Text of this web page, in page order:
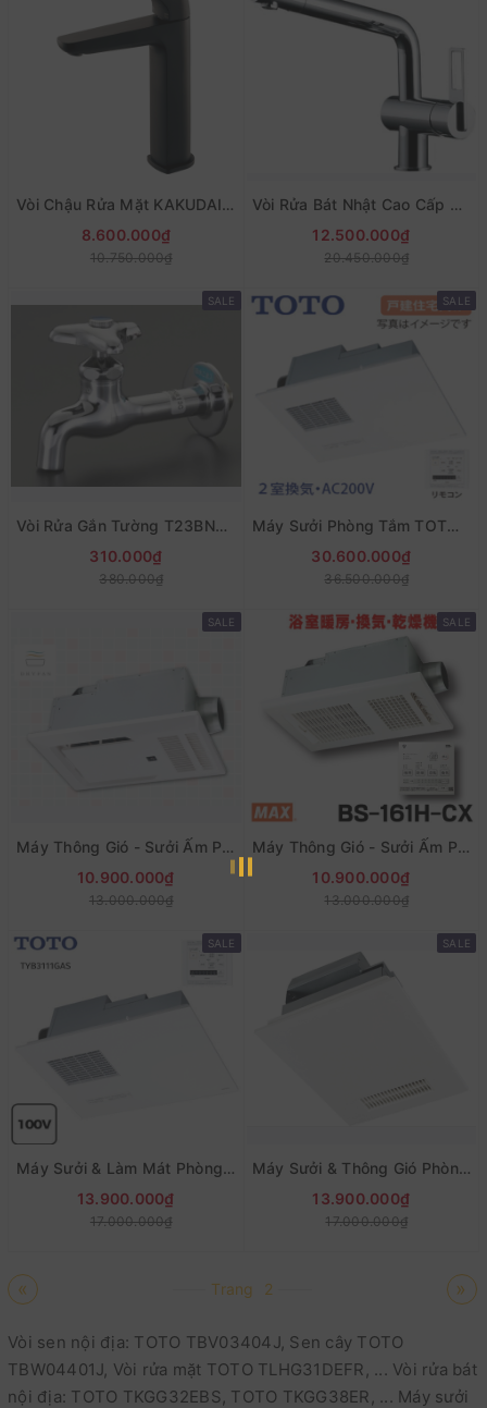
Vòi Chậu Rửa Mặt KAKUDAI 183-195-D Màu Đen Nhám (VIP Nội Địa Nhật)
8.600.000₫
10.750.000₫
Vòi Rửa Bát Nhật Cao Cấp KAKUDAI 117-028K
12.500.000₫
20.450.000₫
SALE
Vòi Rửa Gắn Tường T23BNR13C Hàng Nhật
310.000₫
380.000₫
SALE
Máy Sưởi Phòng Tắm TOTO TYB3122GAN Nội Địa Nhật
30.600.000₫
36.500.000₫
SALE
Máy Thông Gió - Sưởi Ấm Phòng Tắm MAX BS-261H -Nội Địa Nhật
10.900.000₫
13.000.000₫
SALE
Máy Thông Gió - Sưởi Ấm Phòng Tắm MAX BS-161H -Nội Địa Nhật
10.900.000₫
13.000.000₫
SALE
Máy Sưởi & Làm Mát Phòng Tắm TOTO TYB3111GAS
13.900.000₫
17.000.000₫
SALE
Máy Sưởi & Thông Gió Phòng Tắm Đa Năng Mitsubishi V-141BZ
13.900.000₫
17.000.000₫
« Trang 2 »
Vòi sen nội địa: TOTO TBV03404J, Sen cây TOTO
TBW04401J, Vòi rửa mặt TOTO TLHG31DEFR, ... Vòi rửa bát
nội địa: TOTO TKGG32EBS, TOTO TKGG38ER, ... Máy sưởi